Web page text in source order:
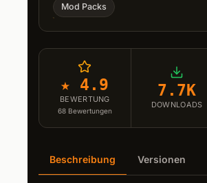
Mod Packs
★ 4.9
BEWERTUNG
68 Bewertungen
7.7K
DOWNLOADS
Beschreibung Versionen